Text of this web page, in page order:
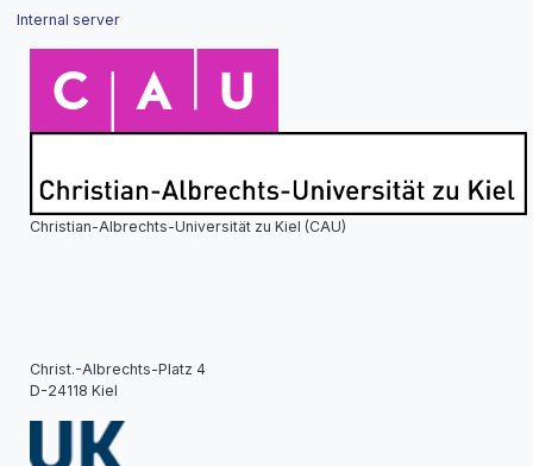
Internal server
Christian-Albrechts-Universität zu Kiel (CAU)
Christ.-Albrechts-Platz 4
D-24118 Kiel